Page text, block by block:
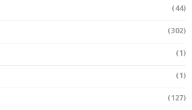
(44)
(302)
(1)
(1)
(127)